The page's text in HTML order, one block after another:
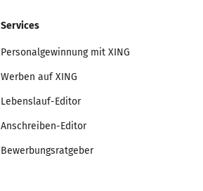
Services
Personalgewinnung mit XING
Werben auf XING
Lebenslauf-Editor
Anschreiben-Editor
Bewerbungsratgeber